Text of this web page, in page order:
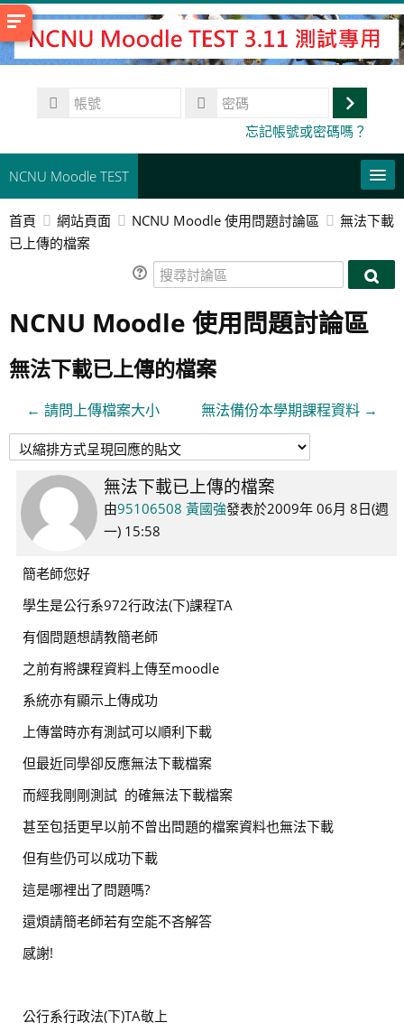
跳
至
主
登
忘記帳號或密碼嗎？
NCNU Moodle TEST
常用連結
尋
課
程
首頁 網站頁面 NCNU Moodle 使用問題討論區
無法下載
已上傳的檔案
搜
討
論
搜
NCNU Moodle 使用問題討論區
無法下載已上傳的檔案
← 請問上傳檔案大小 無法備份本學期課程資料 →
無法下載已上傳的檔案
由95106508 黃國強發表於2009年 06月 8日(週
一) 15:58
Number
of
replies:
簡老師您好
學生是公行系972行政法(下)課程TA
有個問題想請教簡老師
之前有將課程資料上傳至moodle
系統亦有顯示上傳成功
上傳當時亦有測試可以順利下載
但最近同學卻反應無法下載檔案
而經我剛剛測試 的確無法下載檔案
甚至包括更早以前不曾出問題的檔案資料也無法下載
但有些仍可以成功下載
這是哪裡出了問題嗎?
還煩請簡老師若有空能不吝解答
感謝!
公行系行政法(下)TA敬上